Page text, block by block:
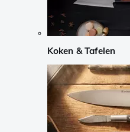
Koken & Tafelen